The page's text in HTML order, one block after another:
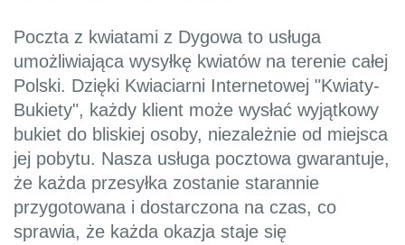
Poczta z kwiatami z Dygowa to usługa
umożliwiająca wysyłkę kwiatów na terenie całej
Polski. Dzięki Kwiaciarni Internetowej "Kwiaty-
Bukiety", każdy klient może wysłać wyjątkowy
bukiet do bliskiej osoby, niezależnie od miejsca
jej pobytu. Nasza usługa pocztowa gwarantuje,
że każda przesyłka zostanie starannie
przygotowana i dostarczona na czas, co
sprawia, że każda okazja staje się